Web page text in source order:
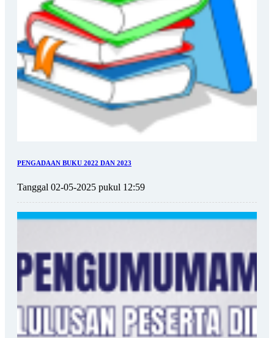
PENGADAAN BUKU 2022 DAN 2023
Tanggal 02-05-2025 pukul 12:59